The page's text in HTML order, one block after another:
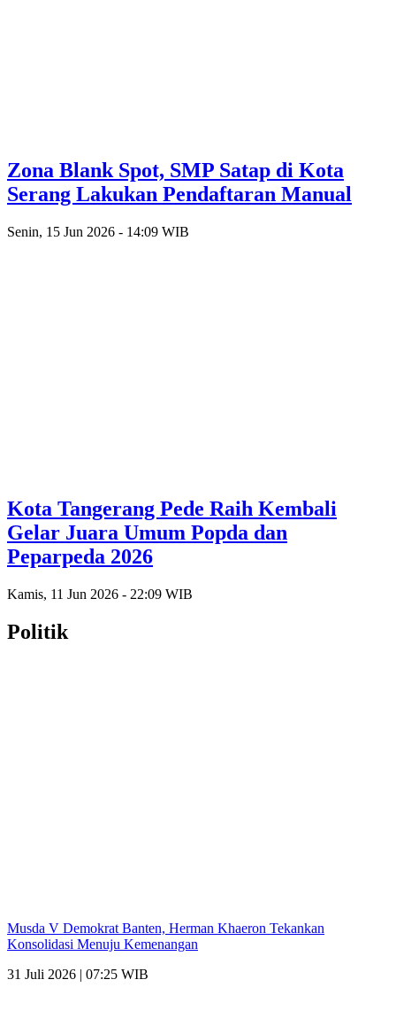
Zona Blank Spot, SMP Satap di Kota
Serang Lakukan Pendaftaran Manual
Senin, 15 Jun 2026 - 14:09 WIB
Kota Tangerang Pede Raih Kembali
Gelar Juara Umum Popda dan
Peparpeda 2026
Kamis, 11 Jun 2026 - 22:09 WIB
Politik
Musda V Demokrat Banten, Herman Khaeron Tekankan
Konsolidasi Menuju Kemenangan
31 Juli 2026 | 07:25 WIB